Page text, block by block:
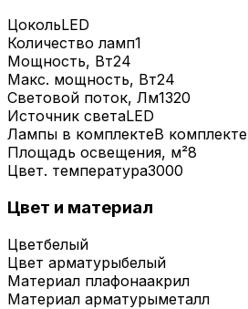
ЦокольLED
Количество ламп1
Мощность, Вт24
Макс. мощность, Вт24
Световой поток, Лм1320
Источник светаLED
Лампы в комплектеВ комплекте
Площадь освещения, м²8
Цвет. температура3000
Цвет и материал
Цветбелый
Цвет арматурыбелый
Материал плафонаакрил
Материал арматурыметалл